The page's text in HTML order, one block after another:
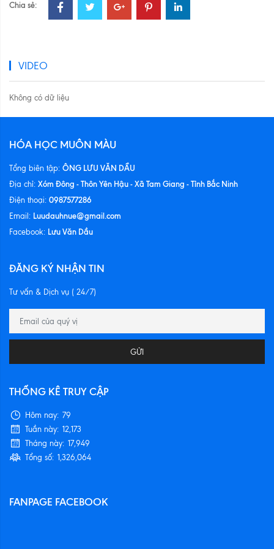
Chia sẻ:
VIDEO
Không có dữ liệu
HÓA HỌC MUÔN MÀU
Tổng biên tập: ÔNG LƯU VĂN DẦU
Địa chỉ: Xóm Đông - Thôn Yên Hậu - Xã Tam Giang - Tỉnh Bắc Ninh
Điện thoại: 0987577286
Email: Luudauhnue@gmail.com
Facebook: Lưu Văn Dầu
ĐĂNG KÝ NHẬN TIN
Tư vấn & Dịch vụ ( 24/7)
GỬI
THỐNG KÊ TRUY CẬP
Hôm nay: 79
Tuần này: 12,173
Tháng này: 17,949
Tổng số: 1,326,064
FANPAGE FACEBOOK